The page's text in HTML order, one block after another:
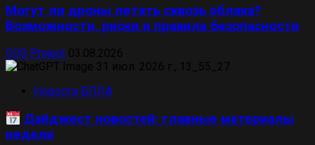
Могут ли дроны летать сквозь облака?
Возможности, риски и правила безопасности
COS Project
Новости БПЛА
Дайджест новостей: главные материалы
недели